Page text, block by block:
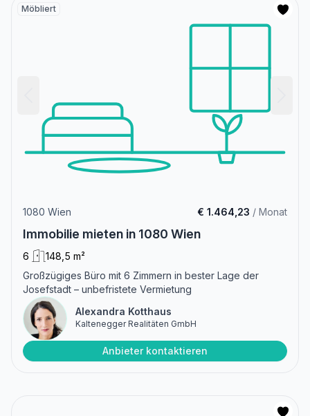
Möbliert
1080 Wien € 1.464,23 / Monat
Immobilie mieten in 1080 Wien
6
148,5 m²
Großzügiges Büro mit 6 Zimmern in bester Lage der
Josefstadt – unbefristete Vermietung
Alexandra Kotthaus
Kaltenegger Realitäten GmbH
Anbieter kontaktieren